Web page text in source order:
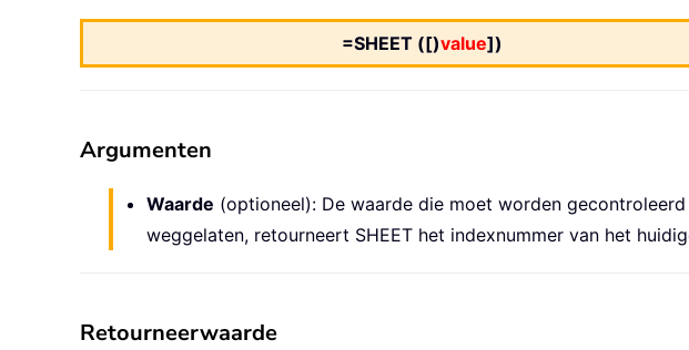
=SHEET ([)value])
Argumenten
Waarde (optioneel): De waarde die moet worden
weggelaten, retourneert SHEET het indexnummer van het
Retourneerwaarde